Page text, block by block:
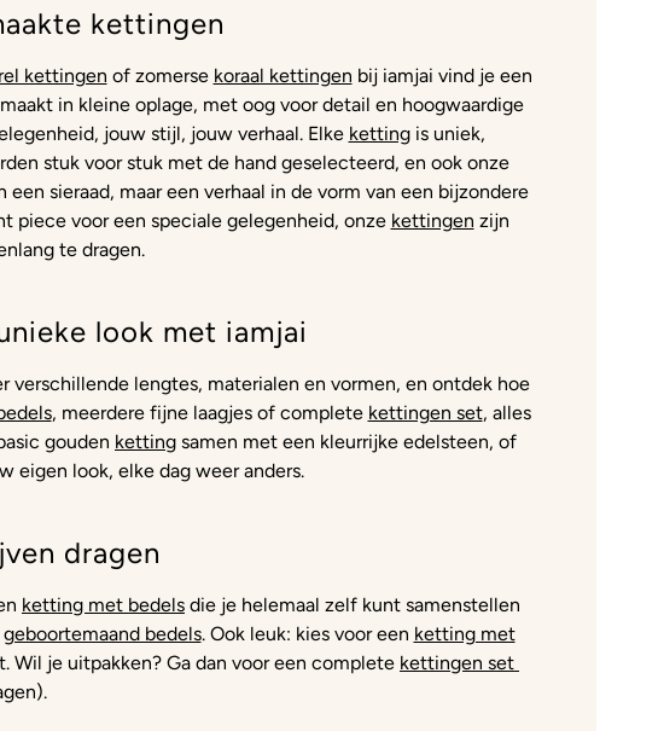
kettingen
kettingen of zomerse koraal kettingen bij iamjai vind je een
in kleine oplage, met oog voor detail en hoogwaardige
jouw stijl, jouw verhaal. Elke kettingis uniek,
stuk voor stuk met de hand geselecteerd, en ook onze
sieraad, maar een verhaal in de vorm van een bijzondere
piece voor een speciale gelegenheid, onze kettingen zijn
te dragen.
look met iamjai
lengtes, materialen en vormen, en ontdek hoe
, meerdere fijne laagjes of complete kettingen set, alles
gouden ketting samen met een kleurrijke edelsteen, of
eigen look, elke dag weer anders.
dragen
ketting met bedels die je helemaal zelf kunt samenstellen
geboortemaand bedels. Ook leuk: kies voor een ketting met
Wil je uitpakken? Ga dan voor een complete kettingen set